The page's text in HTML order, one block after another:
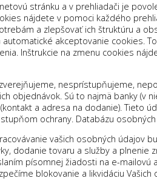
stránku a v prehliadači je
nájdete v pomoci každého
a zlepšovať ich štruktúru a
akceptovanie cookies.
Inštrukcie na zmenu cookies
nesprístupňujeme,
objednávok. Sú to najmä banky
a adresa na dodanie). Tieto
ochrany. Databázu
vašich osobných údajov
dodanie tovaru a služby a plnenie
písomnej žiadosti na e-
blokovanie a likvidáciu